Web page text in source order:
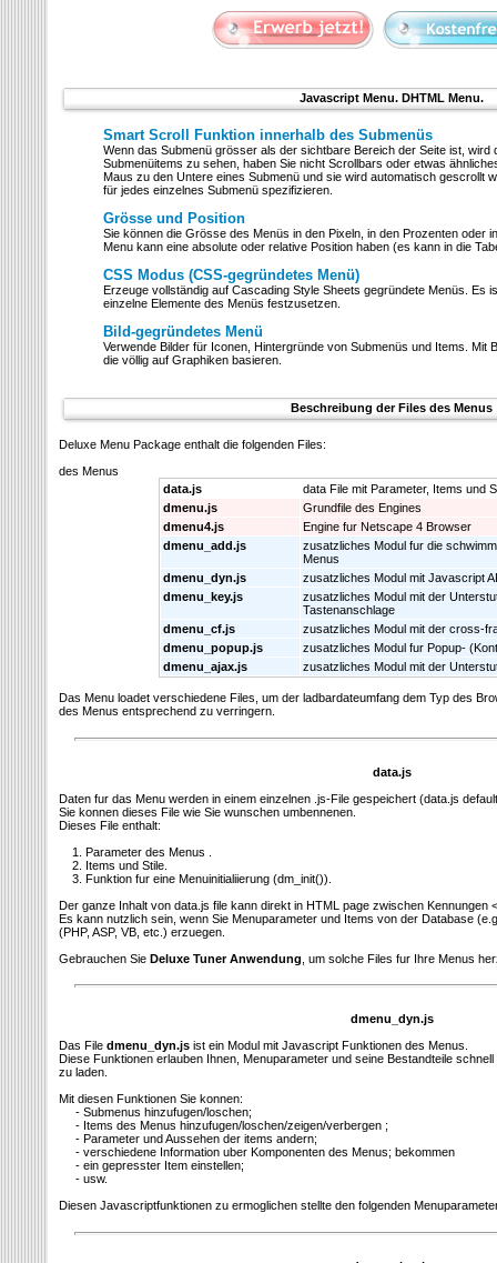
Javascript Menu. DHTML Menu.
Smart Scroll Funktion innerhalb des Submenüs
Wenn das Submenü grösser als der sichtbare Bereich der Seite ist, wird
Submenüitems zu sehen, haben Sie nicht Scrollbars oder etwas
Maus zu den Untere eines Submenü und sie wird automatisch gescrollt
für jedes einzelnes Submenü spezifizieren.
Grösse und Position
Sie können die Grösse des Menüs in den Pixeln, in den Prozenten oder
Menu kann eine absolute oder relative Position haben (es kann in die
CSS Modus (CSS-gegründetes Menü)
Erzeuge vollständig auf Cascading Style Sheets gegründete Menüs. Es
einzelne Elemente des Menüs festzusetzen.
Bild-gegründetes Menü
Verwende Bilder für Iconen, Hintergründe von Submenüs und Items. Mit
die völlig auf Graphiken basieren.
Beschreibung der Files des Menus
Deluxe Menu Package enthalt die folgenden Files:
des Menus
data.js
data File mit Parameter, Items und
dmenu.js
Grundfile des Engines
dmenu4.js
Engine fur Netscape 4 Browser
dmenu_add.js
zusatzliches Modul fur die
Menus
dmenu_dyn.js
zusatzliches Modul mit Javascript
dmenu_key.js
zusatzliches Modul mit der
Tastenanschlage
dmenu_cf.js
zusatzliches Modul mit der cross-
dmenu_popup.js
zusatzliches Modul fur Popup-
dmenu_ajax.js
zusatzliches Modul mit der
Das Menu loadet verschiedene Files, um der ladbardateumfang dem Typ des
des Menus entsprechend zu verringern.
data.js
Daten fur das Menu werden in einem einzelnen .js-File gespeichert (data.js
Sie konnen dieses File wie Sie wunschen umbennenen.
Dieses File enthalt:
1. Parameter des Menus .
2. Items und Stile.
3. Funktion fur eine Menuinitialiierung (dm_init()).
Der ganze Inhalt von data.js file kann direkt in HTML page zwischen Kennungen
Es kann nutzlich sein, wenn Sie Menuparameter und Items von der Database
(PHP, ASP, VB, etc.) erzuegen.
Gebrauchen Sie Deluxe Tuner Anwendung , um solche Files fur Ihre Menus
dmenu_dyn.js
Das File dmenu_dyn.js ist ein Modul mit Javascript Funktionen des Menus.
Diese Funktionen erlauben Ihnen, Menuparameter und seine Bestandteile
zu laden.
Mit diesen Funktionen Sie konnen:
- Submenus hinzufugen/loschen;
- Items des Menus hinzufugen/loschen/zeigen/verbergen ;
- Parameter und Aussehen der items andern;
- verschiedene Information uber Komponenten des Menus; bekommen
- ein gepresster Item einstellen;
- usw.
Diesen Javascriptfunktionen zu ermoglichen stellte den folgenden